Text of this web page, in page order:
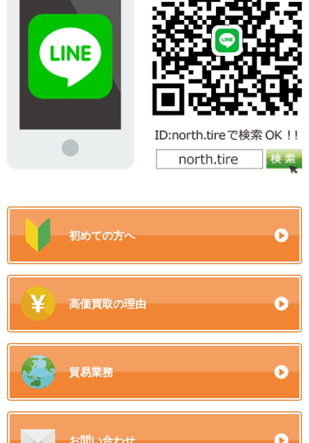
初めての方へ
高価買取の理由
貿易業務
お問い合わせ